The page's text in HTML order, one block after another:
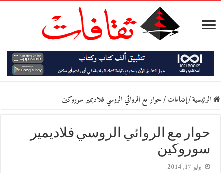
الرئيسية/إضاءات/حوار مع الروائي الروسي فلاديمير سوروكين
حوار مع الروائي الروسي فلاديمير
سوروكين
يوليو 17, 2014